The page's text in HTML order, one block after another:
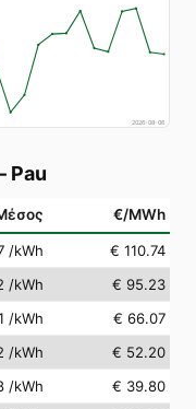
2026-08-06
Pau
€/MWh
/kWh
€ 110.74
/kWh
€ 95.23
/kWh
€ 66.07
/kWh
€ 52.20
/kWh
€ 39.80